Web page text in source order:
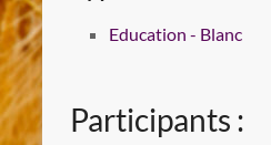
Education - Blanc
Participants :